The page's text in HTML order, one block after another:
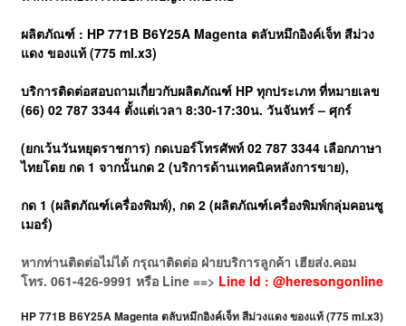
ผลิตภัณฑ์ : HP 771B B6Y25A Magenta ตลับหมึกอิงค์เจ็ท สีม่วง
แดง ของแท้ (775 ml.x3)
บริการติดต่อสอบถามเกี่ยวกับผลิตภัณฑ์ HP ทุกประเภท ที่หมายเลข
(66) 02 787 3344 ตั้งแต่เวลา 8:30-17:30น. วันจันทร์ – ศุกร์
(ยกเว้นวันหยุดราชการ) กดเบอร์โทรศัพท์ 02 787 3344 เลือกภาษา
ไทยโดย กด 1 จากนั้นกด 2 (บริการด้านเทคนิคหลังการขาย),
กด 1 (ผลิตภัณฑ์เครื่องพิมพ์), กด 2 (ผลิตภัณฑ์เครื่องพิมพ์กลุ่มคอนซู
เมอร์)
หากท่านติดต่อไม่ได้ กรุณาติดต่อ ฝ่ายบริการลูกค้า เฮียส่ง.คอม
โทร. 061-426-9991 หรือ Line ==> Line Id : @heresongonline
HP 771B B6Y25A Magenta ตลับหมึกอิงค์เจ็ท สีม่วงแดง ของแท้ (775 ml.x3)